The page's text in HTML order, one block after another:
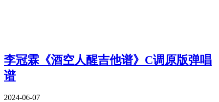
李冠霖《酒空人醒吉他谱》C调原版弹唱
谱
2024-06-07